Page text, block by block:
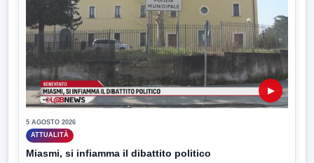
▶
5 AGOSTO 2026
ATTUALITÀ
Miasmi, si infiamma il dibattito politico